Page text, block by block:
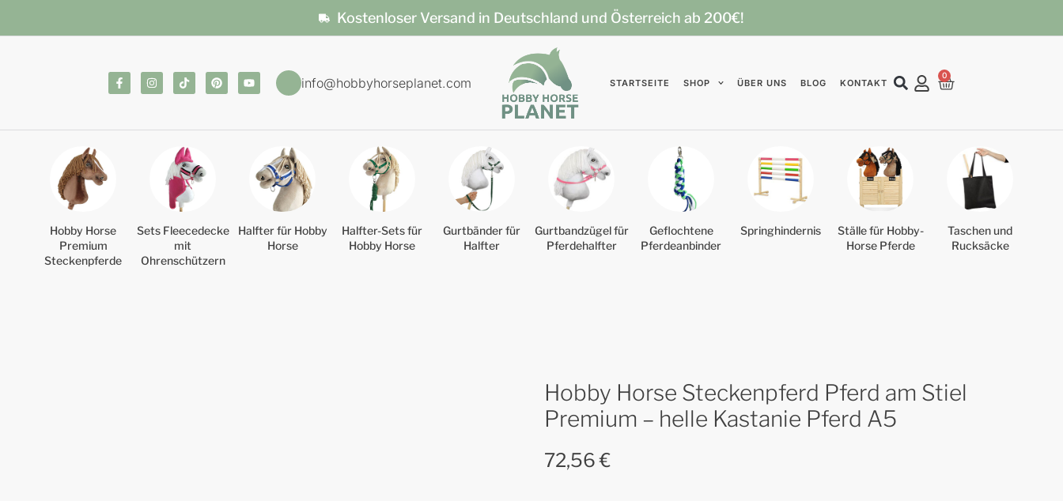
Kostenloser Versand in Deutschland und Österreich ab 200€!
info@hobbyhorseplanet.com STARTSEITE SHOP ÜBER UNS BLOG KONTAKT
0
Hobby Horse
Premium
Steckenpferde
Sets Fleecedecke
mit
Ohrenschützern
Halfter für Hobby
Horse
Halfter-Sets für
Hobby Horse
Gurtbänder für
Halfter
Gurtbandzügel für
Pferdehalfter
Geflochtene
Pferdeanbinder
Springhindernis
Ställe für Hobby-
Horse Pferde
Taschen und
Rucksäcke
Hobby Horse Steckenpferd Pferd am Stiel
Premium – helle Kastanie Pferd A5
72,56€